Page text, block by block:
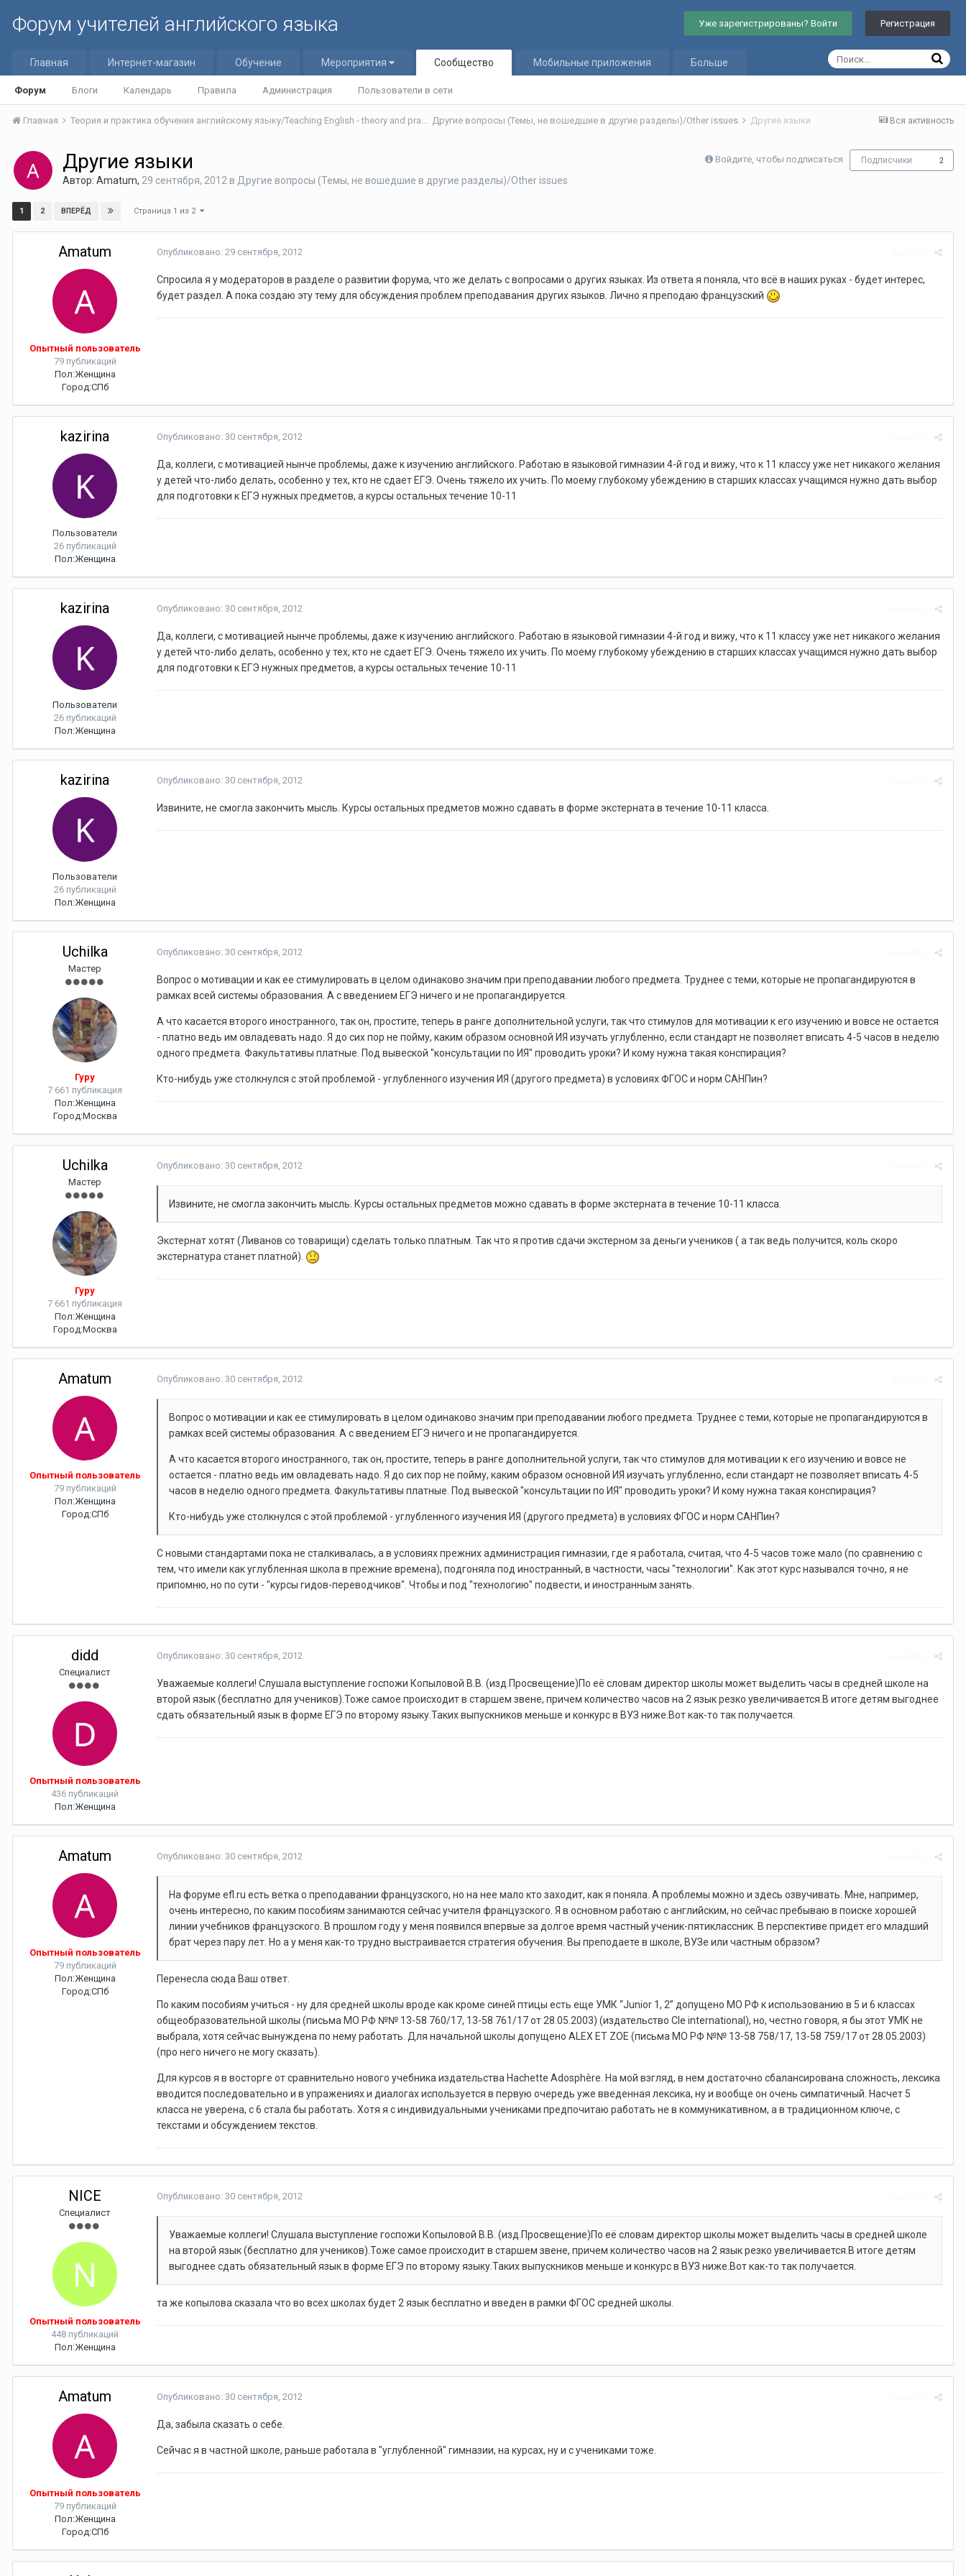
Форум учителей английского языка Уже зарегистрированы? Войти Регистрация
Главная Интернет-магазин Обучение Мероприятия Сообщество
Форум Блоги Календарь Правила Администрация Пользователи в сети
Мобильные приложения Больше
Вся активность
Главная Теория и практика обучения английскому языку/Teaching English - theory and practice Другие вопросы (Темы, не вошедшие в другие разделы)/Other issues Другие языки
Войдите, чтобы подписаться Подписчики 2
Другие языки
Автор: Amatum, 29 сентября, 2012 в Другие вопросы (Темы, не вошедшие в другие разделы)/Other issues
1 2 ВПЕРЁД Страница 1 из 2
Amatum
Опытный пользователь
79 публикаций
Пол:Женщина
Город:СПб
Опубликовано: 29 сентября, 2012
Спросила я у модераторов в разделе о развитии форума, что же делать с вопросами о других языках. Из ответа я поняла, что всё в наших руках - будет интерес,
будет раздел. А пока создаю эту тему для обсуждения проблем преподавания других языков. Лично я преподаю французский
kazirina
Пользователи
26 публикаций
Пол:Женщина
Опубликовано: 30 сентября, 2012
Да, коллеги, с мотивацией нынче проблемы, даже к изучению английского. Работаю в языковой гимназии 4-й год и вижу, что к 11 классу уже нет никакого желания
у детей что-либо делать, особенно у тех, кто не сдает ЕГЭ. Очень тяжело их учить. По моему глубокому убеждению в старших классах учащимся нужно дать выбор
для подготовки к ЕГЭ нужных предметов, а курсы остальных течение 10-11
kazirina
Пользователи
26 публикаций
Пол:Женщина
Опубликовано: 30 сентября, 2012
Да, коллеги, с мотивацией нынче проблемы, даже к изучению английского. Работаю в языковой гимназии 4-й год и вижу, что к 11 классу уже нет никакого желания
у детей что-либо делать, особенно у тех, кто не сдает ЕГЭ. Очень тяжело их учить. По моему глубокому убеждению в старших классах учащимся нужно дать выбор
для подготовки к ЕГЭ нужных предметов, а курсы остальных течение 10-11
kazirina
Пользователи
26 публикаций
Пол:Женщина
Опубликовано: 30 сентября, 2012
Извините, не смогла закончить мысль. Курсы остальных предметов можно сдавать в форме экстерната в течение 10-11 класса.
Uchilka
Мастер
Гуру
7 661 публикация
Пол:Женщина
Город:Москва
Опубликовано: 30 сентября, 2012
Вопрос о мотивации и как ее стимулировать в целом одинаково значим при преподавании любого предмета. Труднее с теми, которые не пропагандируются в
рамках всей системы образования. А с введением ЕГЭ ничего и не пропагандируется.
А что касается второго иностранного, так он, простите, теперь в ранге дополнительной услуги, так что стимулов для мотивации к его изучению и вовсе не остается
- платно ведь им овладевать надо. Я до сих пор не пойму, каким образом основной ИЯ изучать углубленно, если стандарт не позволяет вписать 4-5 часов в неделю
одного предмета. Факультативы платные. Под вывеской "консультации по ИЯ" проводить уроки? И кому нужна такая конспирация?
Кто-нибудь уже столкнулся с этой проблемой - углубленного изучения ИЯ (другого предмета) в условиях ФГОС и норм САНПин?
Uchilka
Мастер
Гуру
7 661 публикация
Пол:Женщина
Город:Москва
Опубликовано: 30 сентября, 2012
Извините, не смогла закончить мысль. Курсы остальных предметов можно сдавать в форме экстерната в течение 10-11 класса.
Экстернат хотят (Ливанов со товарищи) сделать только платным. Так что я против сдачи экстерном за деньги учеников ( а так ведь получится, коль скоро
экстернатура станет платной).
Amatum
Опытный пользователь
79 публикаций
Пол:Женщина
Город:СПб
Опубликовано: 30 сентября, 2012
Вопрос о мотивации и как ее стимулировать в целом одинаково значим при преподавании любого предмета. Труднее с теми, которые не пропагандируются в
рамках всей системы образования. А с введением ЕГЭ ничего и не пропагандируется.
А что касается второго иностранного, так он, простите, теперь в ранге дополнительной услуги, так что стимулов для мотивации к его изучению и вовсе не
остается - платно ведь им овладевать надо. Я до сих пор не пойму, каким образом основной ИЯ изучать углубленно, если стандарт не позволяет вписать 4-5
часов в неделю одного предмета. Факультативы платные. Под вывеской "консультации по ИЯ" проводить уроки? И кому нужна такая конспирация?
Кто-нибудь уже столкнулся с этой проблемой - углубленного изучения ИЯ (другого предмета) в условиях ФГОС и норм САНПин?
С новыми стандартами пока не сталкивалась, а в условиях прежних администрация гимназии, где я работала, считая, что 4-5 часов тоже мало (по сравнению с
тем, что имели как углубленная школа в прежние времена), подгоняла под иностранный, в частности, часы "технологии". Как этот курс назывался точно, я не
припомню, но по сути - "курсы гидов-переводчиков". Чтобы и под "технологию" подвести, и иностранным занять.
didd
Специалист
Опытный пользователь
436 публикаций
Пол:Женщина
Опубликовано: 30 сентября, 2012
Уважаемые коллеги! Слушала выступление госпожи Копыловой В.В. (изд.Просвещение)По её словам директор школы может выделить часы в средней школе на
второй язык (бесплатно для учеников).Тоже самое происходит в старшем звене, причем количество часов на 2 язык резко увеличивается.В итоге детям выгоднее
сдать обязательный язык в форме ЕГЭ по второму языку.Таких выпускников меньше и конкурс в ВУЗ ниже.Вот как-то так получается.
Amatum
Опытный пользователь
79 публикаций
Пол:Женщина
Город:СПб
Опубликовано: 30 сентября, 2012
На форуме efl.ru есть ветка о преподавании французского, но на нее мало кто заходит, как я поняла. А проблемы можно и здесь озвучивать. Мне, например,
очень интересно, по каким пособиям занимаются сейчас учителя французского. Я в основном работаю с английским, но сейчас пребываю в поиске хорошей
линии учебников французского. В прошлом году у меня появился впервые за долгое время частный ученик-пятиклассник. В перспективе придет его младший
брат через пару лет. Но а у меня как-то трудно выстраивается стратегия обучения. Вы преподаете в школе, ВУЗе или частным образом?
Перенесла сюда Ваш ответ.
По каким пособиям учиться - ну для средней школы вроде как кроме синей птицы есть еще УМК “Junior 1, 2” допущено МО РФ к использованию в 5 и 6 классах
общеобразовательной школы (письма МО РФ №№ 13-58 760/17, 13-58 761/17 от 28.05.2003) (издательство Cle international), но, честно говоря, я бы этот УМК не
выбрала, хотя сейчас вынуждена по нему работать. Для начальной школы допущено ALEX ET ZOE (письма МО РФ №№ 13-58 758/17, 13-58 759/17 от 28.05.2003)
(про него ничего не могу сказать).
Для курсов я в восторге от сравнительно нового учебника издательства Hachette Adosphère. На мой взгляд, в нем достаточно сбалансирована сложность, лексика
вводится последовательно и в упражениях и диалогах используется в первую очередь уже введенная лексика, ну и вообще он очень симпатичный. Насчет 5
класса не уверена, с 6 стала бы работать. Хотя я с индивидуальными учениками предпочитаю работать не в коммуникативном, а в традиционном ключе, с
текстами и обсуждением текстов.
NICE
Специалист
Опытный пользователь
448 публикаций
Пол:Женщина
Опубликовано: 30 сентября, 2012
Уважаемые коллеги! Слушала выступление госпожи Копыловой В.В. (изд.Просвещение)По её словам директор школы может выделить часы в средней школе
на второй язык (бесплатно для учеников).Тоже самое происходит в старшем звене, причем количество часов на 2 язык резко увеличивается.В итоге детям
выгоднее сдать обязательный язык в форме ЕГЭ по второму языку.Таких выпускников меньше и конкурс в ВУЗ ниже.Вот как-то так получается.
та же копылова сказала что во всех школах будет 2 язык бесплатно и введен в рамки ФГОС средней школы.
Amatum
Опытный пользователь
79 публикаций
Пол:Женщина
Город:СПб
Опубликовано: 30 сентября, 2012
Да, забыла сказать о себе.
Сейчас я в частной школе, раньше работала в "углубленной" гимназии, на курсах, ну и с учениками тоже.